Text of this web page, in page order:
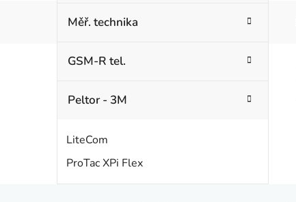
Měř. technika
GSM-R tel.
Peltor - 3M
LiteCom
ProTac XPi Flex